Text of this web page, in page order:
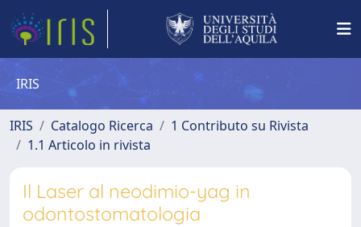
IRIS
IRIS Catalogo Ricerca
1 Contributo su Rivista
1.1 Articolo in rivista
Il Laser al neodimio-yag in
odontostomatologia